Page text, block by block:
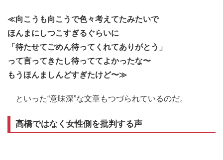
≪向こうも向こうで色々考えてたみたいで
ほんまにしつこすぎるぐらいに
「待たせてごめん待ってくれてありがとう」
って言ってきたし待っててよかったな〜
もうほんましんどすぎたけど〜≫
といった“意味深”な文章もつづられているのだ。
高橋ではなく女性側を批判する声